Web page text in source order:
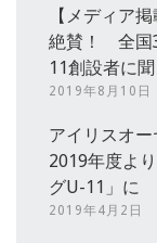
【メディア
絶賛！ 全国
11創設者に
2019年8月10日
アイリスオー
2019年度よ
グU-11」に
2019年4月2日